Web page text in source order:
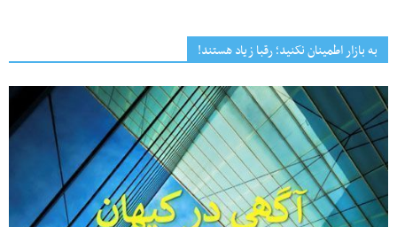
به بازار اطمینان نکنید؛ رقبا زیاد هستند!